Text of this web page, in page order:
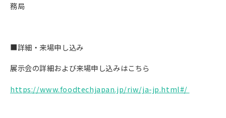
務局
■詳細・来場申し込み
展示会の詳細および来場申し込みはこちら
https://www.foodtechjapan.jp/riw/ja-jp.html#/